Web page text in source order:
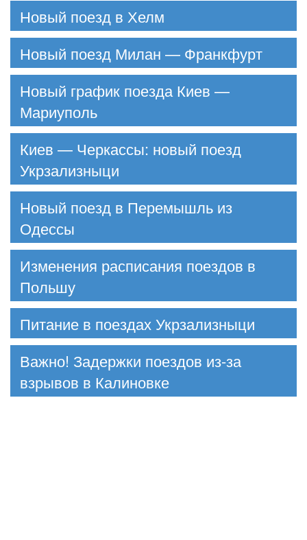
Новый поезд в Хелм
Новый поезд Милан — Франкфурт
Новый график поезда Киев —
Мариуполь
Киев — Черкассы: новый поезд
Укрзализныци
Новый поезд в Перемышль из
Одессы
Изменения расписания поездов в
Польшу
Питание в поездах Укрзализныци
Важно! Задержки поездов из-за
взрывов в Калиновке